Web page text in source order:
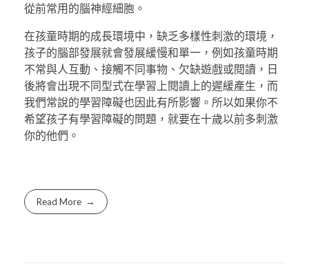
從前常用的腦神經細胞。
在孩童時期的成長環境中，缺乏多樣性刺激的環境，
孩子的腦部發展就會發展緩慢和單一，例如孩童時期
不常與人互動、接觸不同事物、欠缺遊戲或閱讀，日
後將會出現不同型式在學習上閱讀上的遲緩產生，而
我們常說的學習障礙也因此有所影響。所以如果你不
希望孩子有學習障礙的問題，就要在十歲以前多刺激
你的他們。
Read More